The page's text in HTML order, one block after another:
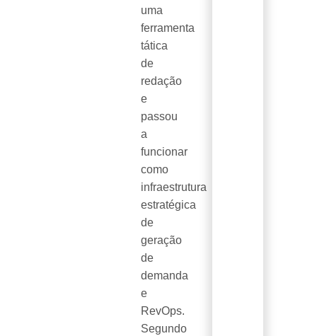
uma
ferramenta
tática
de
redação
e
passou
a
funcionar
como
infraestrutura
estratégica
de
geração
de
demanda
e
RevOps.
Segundo